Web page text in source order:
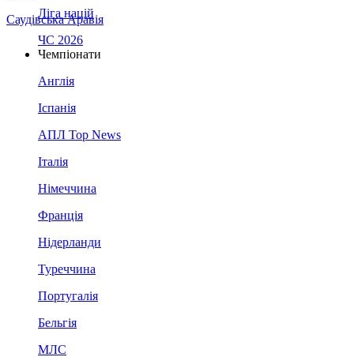
Саудівська Аравія
Ліга націй
ЧС 2026
Чемпіонати
Англія
Іспанія
АПЛ Top News
Італія
Німеччина
Франція
Нідерланди
Туреччина
Португалія
Бельгія
МЛС